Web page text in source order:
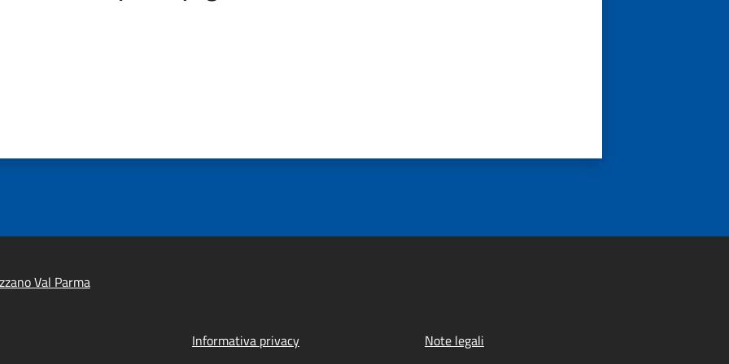
Val Parma
Informativa privacy
Note legali